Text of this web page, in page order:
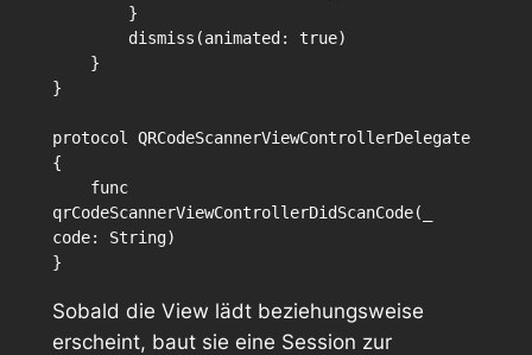
}
protocol QRCodeScannerViewControllerDelegate
{
qrCodeScannerViewControllerDidScanCode(_
code: String)
Sobald die View lädt beziehungsweise
erscheint, baut sie eine Session zur